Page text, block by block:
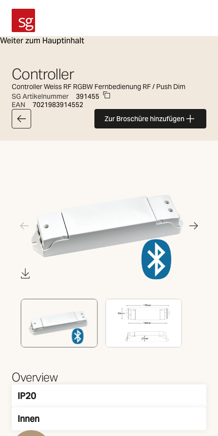
Weiter zum Hauptinhalt
SG Armaturen
Controller
Controller Weiss RF RGBW Fernbedienung RF / Push Dim
SG Artikelnummer
391455
EAN
7021983914552
Zurück zur Artikelliste Zur Broschüre hinzufügen
Overview
IP Klasse
IP20
Montage
Innen